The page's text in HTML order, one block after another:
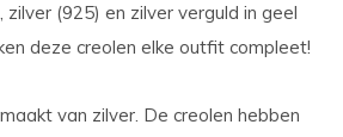
(925) en zilver verguld in geel
deze creolen elke outfit compleet!
van zilver. De creolen hebben